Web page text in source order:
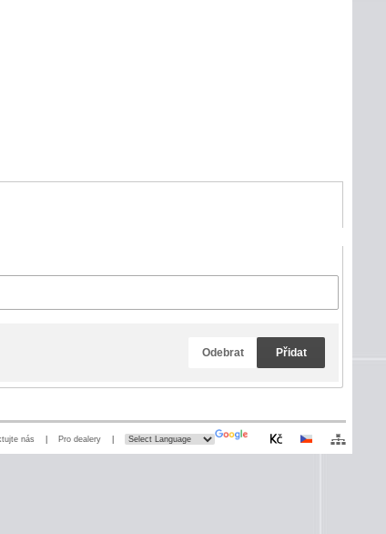
Odebrat Přidat
nás Pro dealery